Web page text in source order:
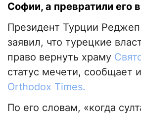
Софии, а превратили его
Президент Турции Реджеп
заявил, что турецкие
право вернуть храму
статус мечети, сообщает
Оrthodox Тimes.
По его словам, «когда